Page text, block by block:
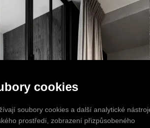
cookies
soubory cookies a další analytické
prostředí, zobrazení přizpůsobeného